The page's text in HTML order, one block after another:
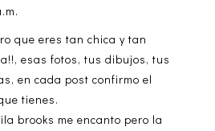
que eres tan chica y tan
esas fotos, tus dibujos, tus
en cada post confirmo el
tienes.
brooks me encanto pero la